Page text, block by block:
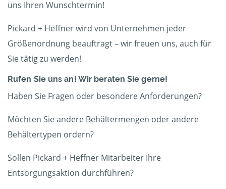
uns Ihren Wunschtermin!
Pickard + Heffner wird von Unternehmen jeder
Größenordnung beauftragt – wir freuen uns, auch für
Sie tätig zu werden!
Rufen Sie uns an! Wir beraten Sie gerne!
Haben Sie Fragen oder besondere Anforderungen?
Möchten Sie andere Behältermengen oder andere
Behältertypen ordern?
Sollen Pickard + Heffner Mitarbeiter Ihre
Entsorgungsaktion durchführen?